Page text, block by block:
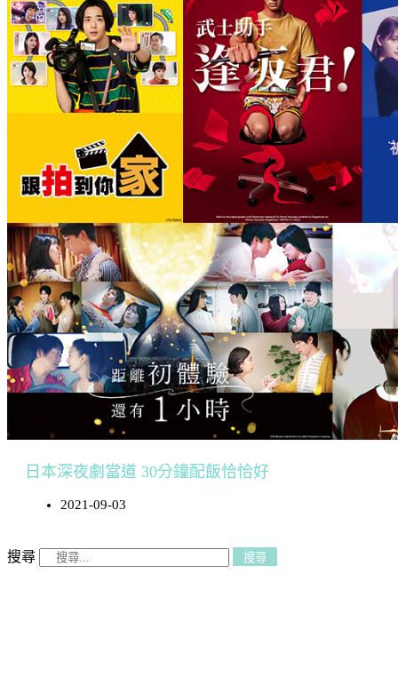
日本深夜劇當道 30分鐘配飯恰恰好
2021-09-03
搜尋 搜尋